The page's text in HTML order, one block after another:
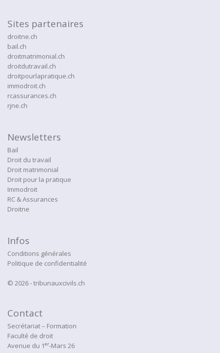
Sites partenaires
droitne.ch
bail.ch
droitmatrimonial.ch
droitdutravail.ch
droitpourlapratique.ch
immodroit.ch
rcassurances.ch
rjne.ch
Newsletters
Bail
Droit du travail
Droit matrimonial
Droit pour la pratique
Immodroit
RC & Assurances
Droitne
Infos
Conditions générales
Politique de confidentialité
© 2026 - tribunauxcivils.ch
Contact
Secrétariat – Formation
Faculté de droit
Avenue du 1er-Mars 26